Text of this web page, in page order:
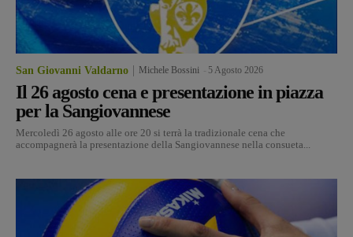
San Giovanni Valdarno Michele Bossini 5 Agosto 2026
Il 26 agosto cena e presentazione in piazza
per la Sangiovannese
Mercoledì 26 agosto alle ore 20 si terrà la tradizionale cena che
accompagnerà la presentazione della Sangiovannese nella consueta...